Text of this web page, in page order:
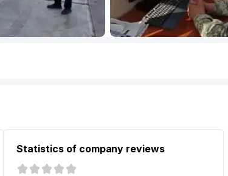
Statistics of company reviews